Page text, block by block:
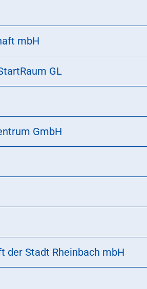
mbH
GL
GmbH
der Stadt Rheinbach mbH